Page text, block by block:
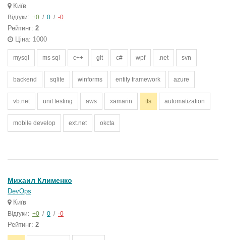
Київ
Відгуки: +0 / 0 / -0
Рейтинг: 2
Ціна: 1000
mysql ms sql c++ git c# wpf .net svn
backend sqlite winforms entity framework azure
vb.net unit testing aws xamarin tfs automatization
mobile develop ext.net okcta
Михаил Клименко
DevOps
Київ
Відгуки: +0 / 0 / -0
Рейтинг: 2